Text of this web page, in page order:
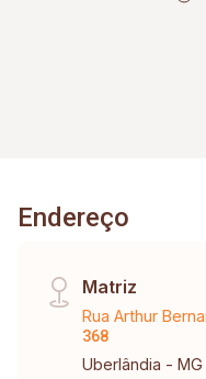
Endereço
Matriz
Rua Arthur
368
Uberlândia - MG